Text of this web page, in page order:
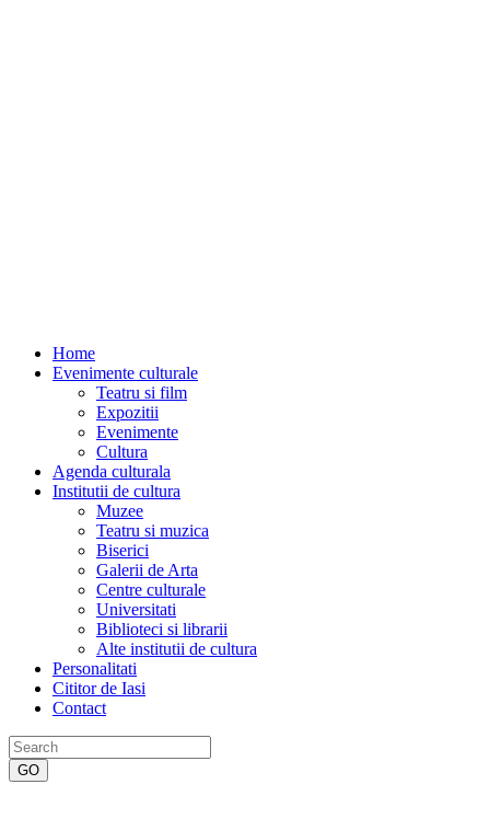
Home
Evenimente culturale
Teatru si film
Expozitii
Evenimente
Cultura
Agenda culturala
Institutii de cultura
Muzee
Teatru si muzica
Biserici
Galerii de Arta
Centre culturale
Universitati
Biblioteci si librarii
Alte institutii de cultura
Personalitati
Cititor de Iasi
Contact